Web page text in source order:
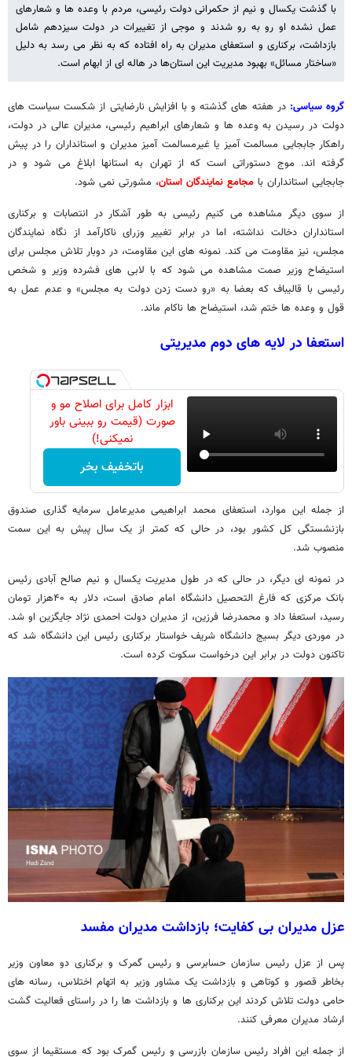
با گذشت یکسال و نیم از حکمرانی دولت رئیسی، مردم با وعده ها و شعارهای
عمل نشده او رو به رو شدند و موجی از تغییرات در دولت سیزدهم شامل
بازداشت، برکناری و استعفای مدیران به راه افتاده که به نظر می رسد به دلیل
«ساختار مسائل» بهبود مدیریت این استان‌ها در هاله ای از ابهام است.
گروه سیاسی:در هفته های گذشته و با افزایش نارضایتی از شکست سیاست های
دولت در رسیدن به وعده ها و شعارهای ابراهیم رئیسی، مدیران عالی در دولت،
راهکار جابجایی مسالمت آمیز یا غیرمسالمت آمیز مدیران و استانداران را در پیش
گرفته اند. موج دستوراتی است که از تهران به استانها ابلاغ می شود و در
جابجایی استانداران با مجامع نمایندگان استان، مشورتی نمی شود.
از سوی دیگر مشاهده می کنیم رئیسی به طور آشکار در انتصابات و برکناری
استانداران دخالت نداشته، اما در برابر تغییر وزرای ناکارآمد از نگاه نمایندگان
مجلس، نیز مقاومت می کند. نمونه های این مقاومت، در دوبار تلاش مجلس برای
استیضاح وزیر صمت مشاهده می شود که با لابی های فشرده وزیر و شخص
رئیسی با قالیباف که بعضا به «رو دست زدن دولت به مجلس» و عدم عمل به
قول و وعده ها ختم شد، استیضاح ها ناکام ماند.
استعفا در لایه های دوم مدیریتی
ابزار کامل برای اصلاح مو و
صورت (قیمت رو ببینی باور
نمیکنی!)
باتخفیف بخر
از جمله این موارد، استعفای محمد ابراهیمی مدیرعامل سرمایه گذاری صندوق
بازنشستگی کل کشور بود، در حالی که کمتر از یک سال پیش به این سمت
منصوب شد.
در نمونه ای دیگر، در حالی که در طول مدیریت یکسال و نیم صالح آبادی رئیس
بانک مرکزی که فارغ التحصیل دانشگاه امام صادق است، دلار به ۴۰هزار تومان
رسید، استعفا داد و محمدرضا فرزین، از مدیران دولت احمدی نژاد جایگزین او شد.
در موردی دیگر بسیج دانشگاه شریف خواستار برکناری رئیس این دانشگاه شد که
تاکنون دولت در برابر این درخواست سکوت کرده است.
عزل مدیران بی کفایت؛ بازداشت مدیران مفسد
پس از عزل رئیس سازمان حسابرسی و رئیس گمرک و برکناری دو معاون وزیر
بخاطر قصور و کوتاهی و بازداشت یک مشاور وزیر به اتهام اختلاس، رسانه های
حامی دولت تلاش کردند این برکناری ها و بازداشت ها را در راستای فعالیت گشت
ارشاد مدیران معرفی کنند.
از جمله این افراد رئیس سازمان بازرسی و رئیس گمرک بود که مستقیما از سوی